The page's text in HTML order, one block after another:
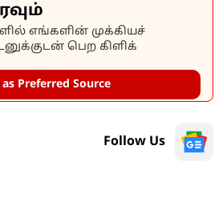
எங்களின் முக்கியச்
பெற கிளிக்
Preferred Source
Follow Us